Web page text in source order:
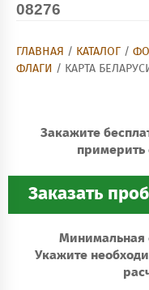
08276
ГЛАВНАЯ / КАТАЛОГ /
ФЛАГИ / КАРТА
Закажите
примерить
Минимальная
Укажите